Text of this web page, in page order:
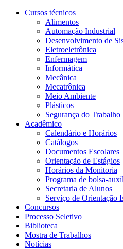
Cursos técnicos
Alimentos
Automação Industrial
Desenvolvimento de
Eletroeletrônica
Enfermagem
Informática
Mecânica
Mecatrônica
Meio Ambiente
Plásticos
Segurança do Trabalho
Acadêmico
Calendário e Horários
Catálogos
Documentos Escolares
Orientação de Estágios
Horários da Monitoria
Programa de bolsa-
Secretaria de Alunos
Serviço de Orientação
Concursos
Processo Seletivo
Biblioteca
Mostra de Trabalhos
Notícias